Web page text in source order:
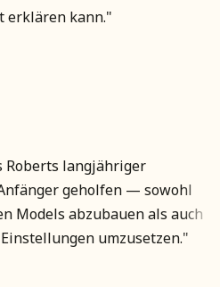
erklären kann."
Roberts langjähriger
geholfen — sowohl
Models abzubauen als auch
umzusetzen."